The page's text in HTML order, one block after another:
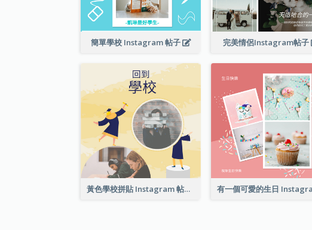
簡單學校 Instagram 帖子 完美情侶Instagram帖子
黃色學校拼貼 Instagram 帖子